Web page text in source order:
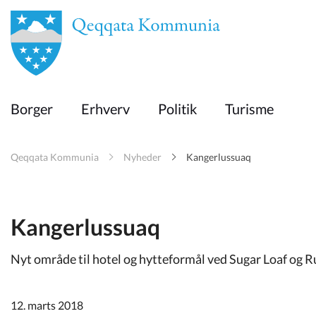
en
Borger
Erhverv
Politik
Borger Erhverv Politik Turisme
Qeqqata Kommunia Nyheder Kangerlussuaq
Kangerlussuaq
Nyt område til hotel og hytteformål ved Sugar Loaf og
12. marts 2018